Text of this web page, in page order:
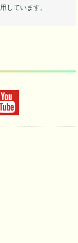
しています。